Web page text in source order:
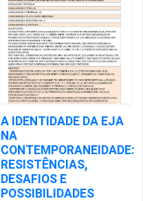
A IDENTIDADE DA EJA
NA
CONTEMPORANEIDADE:
RESISTÊNCIAS,
DESAFIOS E
POSSIBILIDADES